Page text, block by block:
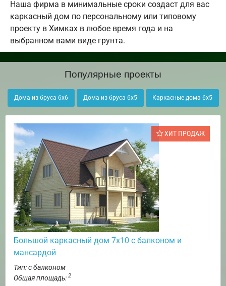
Наша фирма в минимальные сроки создаст для вас
каркасный дом по персональному или типовому
проекту в Химках в любое время года и на
выбранном вами виде грунта.
Популярные проекты
Дома из бруса 6х6 Дома из бруса 6х5 Каркасные дома 6х5
ХИТ ПРОДАЖ
Большой каркасный дом 7х10 с балконом и
мансардой
Тип: с балконом
Общая площадь: 2